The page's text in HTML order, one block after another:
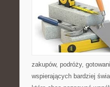
zakupów, podróży,
wspierających bardziej